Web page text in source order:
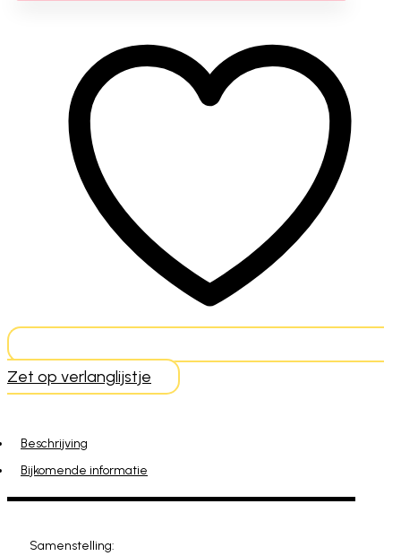
Zet op verlanglijstje
Beschrijving
Bijkomende informatie
Samenstelling: